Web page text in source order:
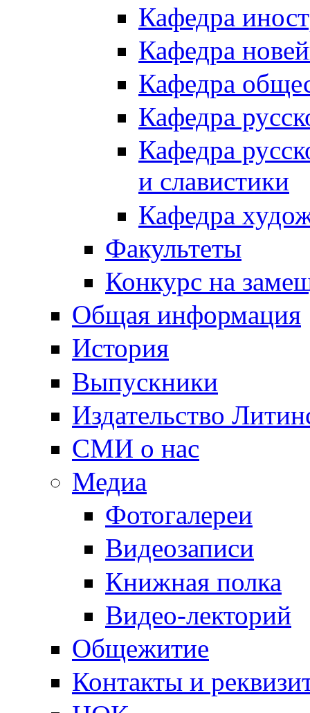
Кафедра
Кафедра
Кафедра
Кафедра
Кафедра
и славистики
Кафедра
Факультеты
Конкурс на
Общая информация
История
Выпускники
Издательство
СМИ о нас
Медиа
Фотогалереи
Видеозаписи
Книжная полка
Видео-лекторий
Общежитие
Контакты и